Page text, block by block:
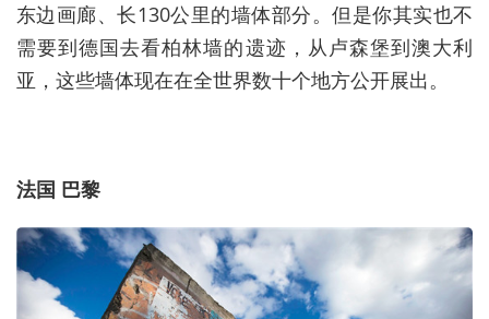
东边画廊、长130公里的墙体部分。但是你其实也不
需要到德国去看柏林墙的遗迹，从卢森堡到澳大利
亚，这些墙体现在在全世界数十个地方公开展出。
法国 巴黎